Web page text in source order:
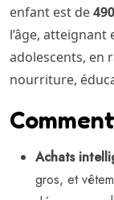
enfant est de
l’âge, atteignant
adolescents, en
nourriture,
Achats
gros, et